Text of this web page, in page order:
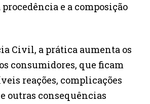
e a composição
Civil, a prática aumenta os
consumidores, que ficam
reações, complicações
outras consequências